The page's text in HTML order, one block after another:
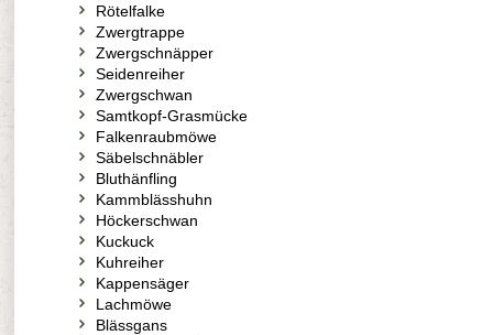
Rötelfalke
Zwergtrappe
Zwergschnäpper
Seidenreiher
Zwergschwan
Samtkopf-Grasmücke
Falkenraubmöwe
Säbelschnäbler
Bluthänfling
Kammblässhuhn
Höckerschwan
Kuckuck
Kuhreiher
Kappensäger
Lachmöwe
Blässgans